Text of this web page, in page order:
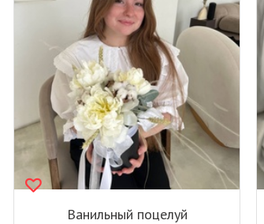
Ванильный поцелуй